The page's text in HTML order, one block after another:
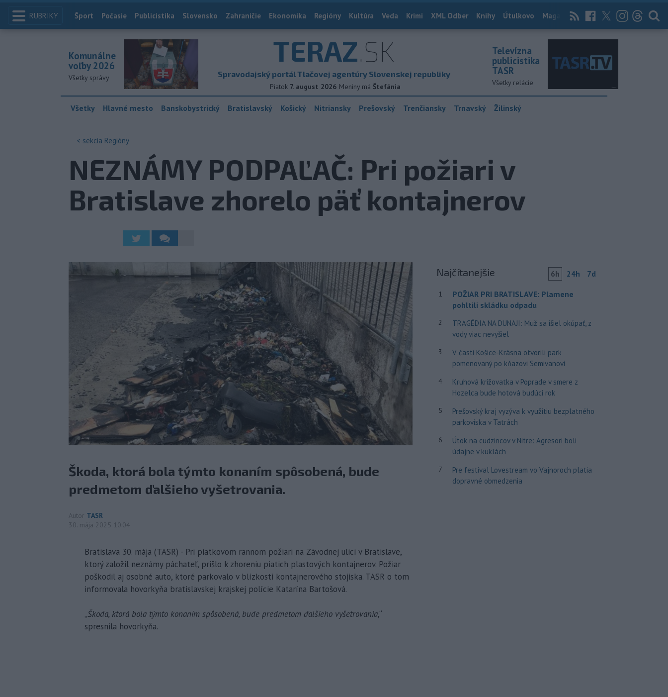
RUBRIKY Index
Šport Počasie Publicistika Slovensko Zahraničie Ekonomika Regióny Kultúra Veda Krimi XML Odber Knihy Útulkovo Magazín News Now Archív
TERAZ.SK
Spravodajský portál Tlačovej agentúry Slovenskej republiky
Piatok 7. august 2026 Meniny má Štefánia
Komunálne
voľby 2026
Všetky správy
Televízna
publicistika
TASR
Všetky relácie
Všetky Hlavné mesto Banskobystrický Bratislavský Košický Nitriansky Prešovský Trenčiansky Trnavský Žilinský
< sekcia Regióny
NEZNÁMY PODPAĽAČ: Pri požiari v
Bratislave zhorelo päť kontajnerov
Škoda, ktorá bola týmto konaním spôsobená, bude
predmetom ďalšieho vyšetrovania.
Autor TASR
30. mája 2025 10:04
Bratislava 30. mája (TASR) - Pri piatkovom rannom požiari na Závodnej ulici v Bratislave,
ktorý založil neznámy páchateľ, prišlo k zhoreniu piatich plastových kontajnerov. Požiar
poškodil aj osobné auto, ktoré parkovalo v blízkosti kontajnerového stojiska. TASR o tom
informovala hovorkyňa bratislavskej krajskej polície Katarína Bartošová.
„Škoda, ktorá bola týmto konaním spôsobená, bude predmetom ďalšieho vyšetrovania,“
spresnila hovorkyňa.
Najčítanejšie 6h 24h 7d
1
POŽIAR PRI BRATISLAVE: Plamene
pohltili skládku odpadu
2
TRAGÉDIA NA DUNAJI: Muž sa išiel okúpať, z
vody viac nevyšiel
3
V časti Košice-Krásna otvorili park
pomenovaný po kňazovi Semivanovi
4
Kruhová križovatka v Poprade v smere z
Hozelca bude hotová budúci rok
5
Prešovský kraj vyzýva k využitiu bezplatného
parkoviska v Tatrách
6
Útok na cudzincov v Nitre: Agresori boli
údajne v kuklách
7
Pre festival Lovestream vo Vajnoroch platia
dopravné obmedzenia